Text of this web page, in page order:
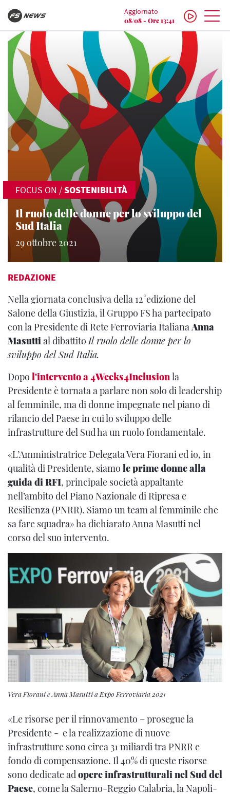
Aggiornato
08/08 - Ore 13:41
FOCUS ON /SOSTENIBILITÀ
Il ruolo delle donne per lo sviluppo del
Sud Italia
29 ottobre 2021
REDAZIONE
Nella giornata conclusiva della 12°edizione del
Salone della Giustizia, il Gruppo FS ha partecipato
con la Presidente di Rete Ferroviaria ItalianaAnna
Masuttial dibattitoIl ruolo delle donne per lo
sviluppo del Sud Italia.
Dopo l'intervento a 4Weeks4Inclusionla
Presidente è tornata a parlare non solo di leadership
al femminile, ma di donne impegnate nel piano di
rilancio del Paese in cui lo sviluppo delle
infrastrutture del Sud ha un ruolo fondamentale.
«L’Amministratrice Delegata Vera Fiorani ed io, in
qualità di Presidente, siamo le prime donne alla
guida di RFI, principale società appaltante
nell’ambito del Piano Nazionale di Ripresa e
Resilienza (PNRR). Siamo un team al femminile che
sa fare squadra» ha dichiarato Anna Masutti nel
corso del suo intervento.
Vera Fiorani e Anna Masutti a Expo Ferroviaria 2021
«Le risorse per il rinnovamento – prosegue la
Presidente - e la realizzazione di nuove
infrastrutture sono circa 31 miliardi tra PNRR e
fondo di compensazione. Il 40% di queste risorse
sono dedicate ad opere infrastrutturali nel Sud del
Paese, come la Salerno-Reggio Calabria, la Napoli-